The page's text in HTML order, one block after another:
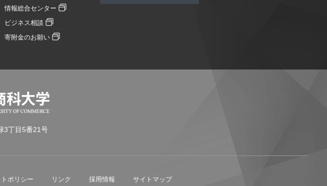
情報総合センター
ビジネス相談
寄附金のお願い
3丁目5番21号
ポリシー リンク 採用情報 サイトマップ